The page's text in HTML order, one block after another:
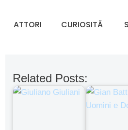
ATTORI CURIOSITÃ
Related Posts: